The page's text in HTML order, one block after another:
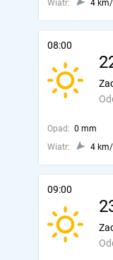
Wiatr: 4
08:00
Opad: 0 mm
Wiatr:
4
09:00